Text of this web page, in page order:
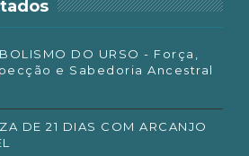
DO URSO - Força,
e Sabedoria Ancestral
DE 21 DIAS COM ARCANJO